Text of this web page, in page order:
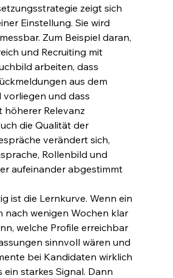
zeigt sich
Einstellung. Sie wird
Zum Beispiel daran,
und Recruiting mit
arbeiten, dass
aus dem
und dass
höherer Relevanz
die Qualität der
verändert sich,
Rollenbild und
aufeinander abgestimmt
ist die Lernkurve. Wenn ein
nach wenigen Wochen klar
welche Profile erreichbar
sinnvoll wären und
bei Kandidaten wirklich
ein starkes Signal. Dann